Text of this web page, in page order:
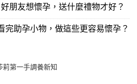
朋友想懷孕，送什麼禮物才好？
完助孕小物，做這些更容易懷孕？
莉第一手調養新知